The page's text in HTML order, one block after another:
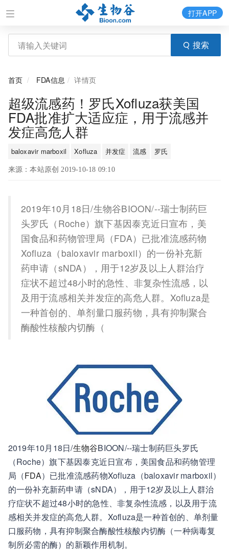
搜索
打开APP
首页 FDA信息 详情页
超级流感药！罗氏Xofluza获美国
FDA批准扩大适应症，用于流感并
发症高危人群
baloxavir marboxil Xofluza 并发症 流感 罗氏
来源：本站原创 2019-10-18 09:10
2019年10月18日/生物谷BIOON/--瑞士制药巨
头罗氏（Roche）旗下基因泰克近日宣布，美
国食品和药物管理局（FDA）已批准流感药物
Xofluza（baloxavir marboxil）的一份补充新
药申请（sNDA），用于12岁及以上人群治疗
症状不超过48小时的急性、非复杂性流感，以
及用于流感相关并发症的高危人群。Xofluza是
一种首创的、单剂量口服药物，具有抑制聚合
酶酸性核酸内切酶（
2019年10月18日/生物谷BIOON/--瑞士制药巨头罗氏
（Roche）旗下基因泰克近日宣布，美国食品和药物管理
局（FDA）已批准流感药物Xofluza（baloxavir marboxil）
的一份补充新药申请（sNDA），用于12岁及以上人群治
疗症状不超过48小时的急性、非复杂性流感，以及用于流
感相关并发症的高危人群。Xofluza是一种首创的、单剂量
口服药物，具有抑制聚合酶酸性核酸内切酶（一种病毒复
制所必需的酶）的新颖作用机制。